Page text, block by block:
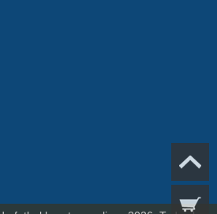
para conseguirtela lo más barata